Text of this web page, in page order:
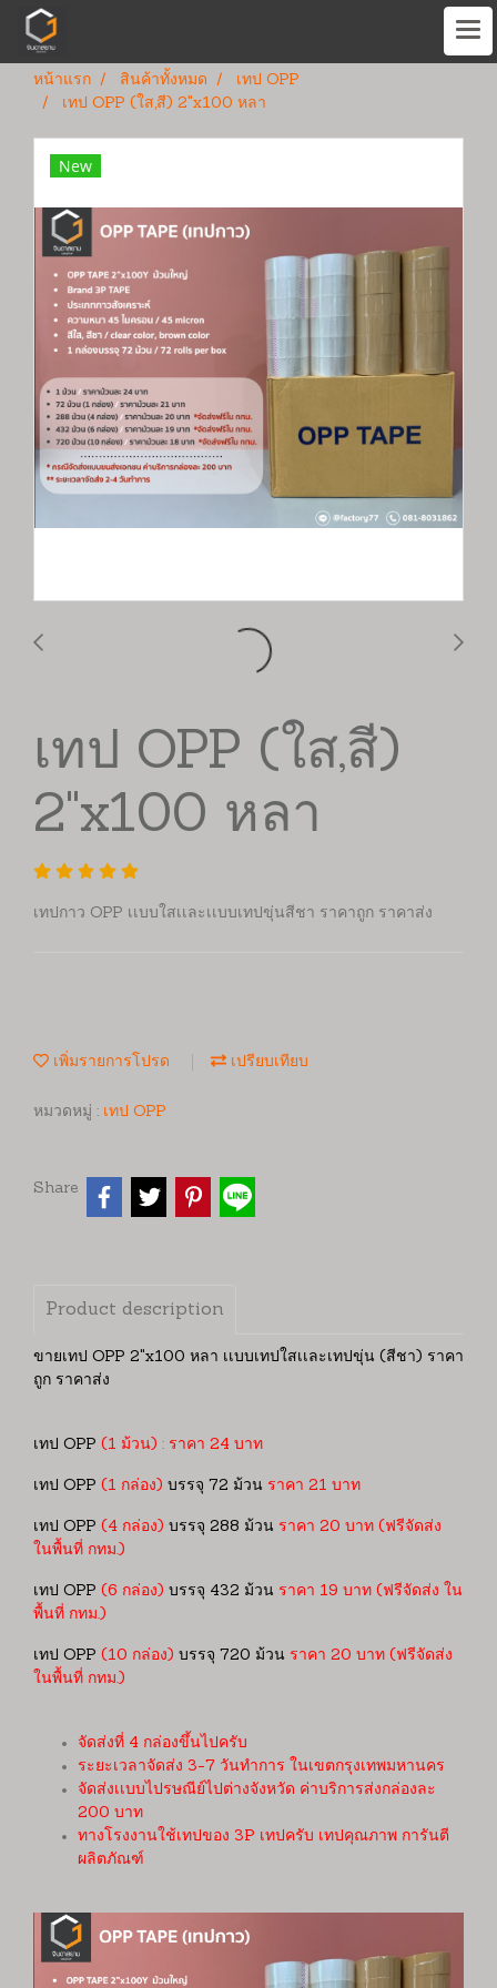
หน้าแรก สินค้าทั้งหมด
เทป OPP
เทป OPP (ใส,สี) 2"x100 หลา
New
เทป OPP (ใส,สี)
2"x100 หลา
เทปกาว OPP เเบบใสเเละเเบบเทปขุ่นสีชา ราคาถูก ราคาส่ง
เพิ่มรายการโปรด เปรียบเทียบ
หมวดหมู่ : เทป OPP
Share
Product description
ขายเทป OPP 2"x100 หลา เเบบเทปใสเเละเทปขุ่น (สีชา) ราคา
ถูก ราคาส่ง
เทป OPP (1 ม้วน) : ราคา 24 บาท
เทป OPP (1 กล่อง) บรรจุ 72 ม้วน ราคา 21 บาท
เทป OPP (4 กล่อง) บรรจุ 288 ม้วน ราคา 20 บาท (ฟรีจัดส่ง
ในพื้นที่ กทม.)
เทป OPP (6 กล่อง) บรรจุ 432 ม้วน ราคา 19 บาท (ฟรีจัดส่ง ใน
พื้นที่ กทม.)
เทป OPP (10 กล่อง) บรรจุ 720 ม้วน ราคา 20 บาท (ฟรีจัดส่ง
ในพื้นที่ กทม.)
จัดส่งที่ 4 กล่องขึ้นไปครับ
ระยะเวลาจัดส่ง 3-7 วันทำการ ในเขตกรุงเทพมหานคร
จัดส่งเเบบไปรษณีย์ไปต่างจังหวัด ค่าบริการส่งกล่องละ
200 บาท
ทางโรงงานใช้เทปของ 3P เทปครับ เทปคุณภาพ การันตี
ผลิตภัณฑ์